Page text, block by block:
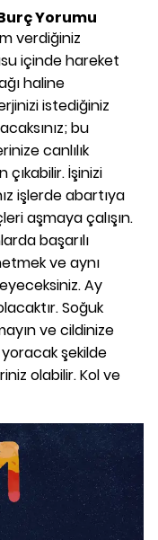
Yorumu
verdiğiniz
içinde hareket
haline
istediğiniz
bu
canlılık
İşinizi
işlerde abartıya
aşmaya çalışın.
başarılı
ve aynı
Ay
Soğuk
ve cildinize
şekilde
olabilir. Kol ve